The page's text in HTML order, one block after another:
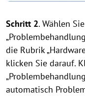
Schritt 2. Wählen
die Rubrik
klicken Sie darauf.
automatisch